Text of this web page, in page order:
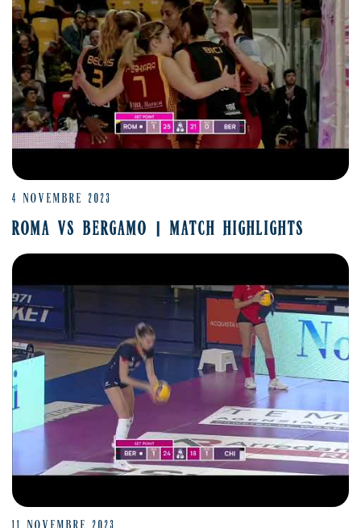
4 NOVEMBRE 2023
ROMA VS BERGAMO | MATCH HIGHLIGHTS